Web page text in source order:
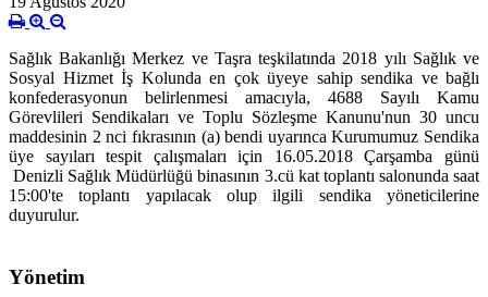
Sağlık Bakanlığı Merkez ve Taşra teşkilatında 2018 yılı Sağlık ve
Sosyal Hizmet İş Kolunda en çok üyeye sahip sendika ve bağlı
konfederasyonun belirlenmesi amacıyla, 4688 Sayılı Kamu
Görevlileri Sendikaları ve Toplu Sözleşme Kanunu'nun 30 uncu
maddesinin 2 nci fıkrasının (a) bendi uyarınca Kurumumuz Sendika
üye sayıları tespit çalışmaları için 16.05.2018 Çarşamba günü
Denizli Sağlık Müdürlüğü binasının 3.cü kat toplantı salonunda saat
15:00'te toplantı yapılacak olup ilgili sendika yöneticilerine
duyurulur.
Yönetim